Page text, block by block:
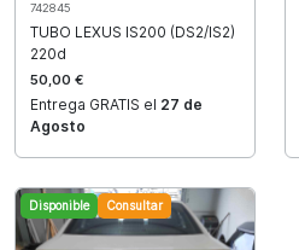
742845
TUBO LEXUS IS200 (DS2/IS2)
220d
50,00 €
Entrega GRATIS el 27 de
Agosto
Disponible Consultar